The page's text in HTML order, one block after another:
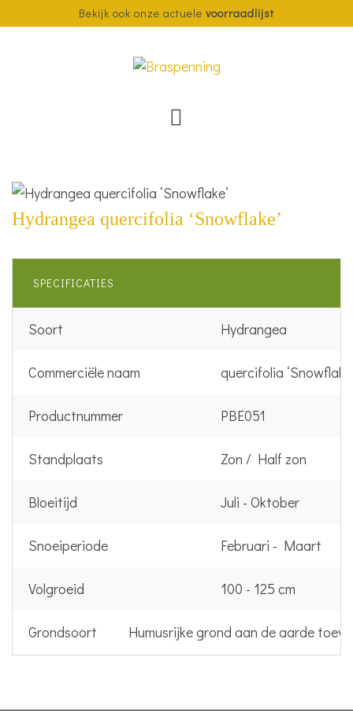
Bekijk ook onze actuele voorraadlijst
Hydrangea quercifolia ‘Snowflake’
SPECIFICATIES
Soort Hydrangea
Commerciële naam quercifolia
Productnummer PBE051
Standplaats Zon / Half zon
Bloeitijd Juli - Oktober
Snoeiperiode Februari - Maart
Volgroeid 100 - 125 cm
Grondsoort Humusrijke grond aan de aarde